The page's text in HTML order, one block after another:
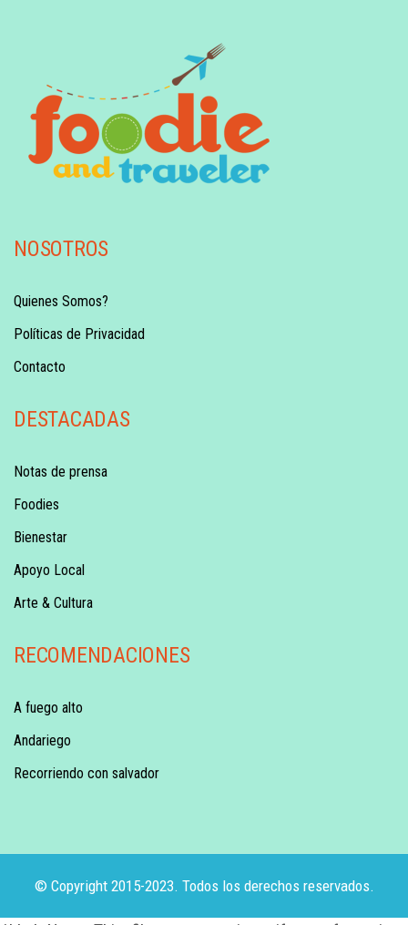
NOSOTROS
Quienes Somos?
Políticas de Privacidad
Contacto
DESTACADAS
Notas de prensa
Foodies
Bienestar
Apoyo Local
Arte & Cultura
RECOMENDACIONES
A fuego alto
Andariego
Recorriendo con salvador
© Copyright 2015-2023. Todos los derechos reservados.